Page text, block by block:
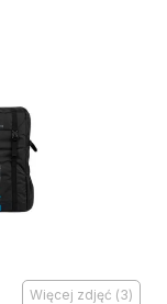
Więcej zdjęć (3)